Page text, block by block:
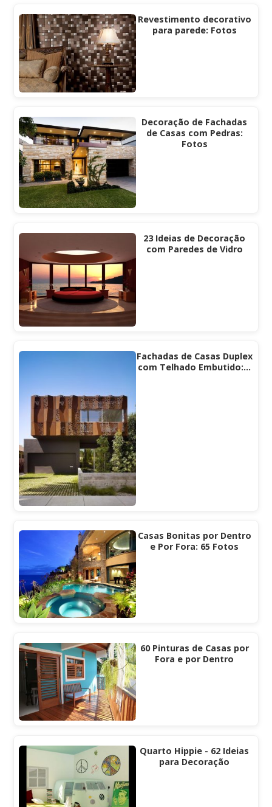
Revestimento decorativo
para parede: Fotos
Decoração de Fachadas
de Casas com Pedras:
Fotos
23 Ideias de Decoração
com Paredes de Vidro
Fachadas de Casas Duplex
com Telhado Embutido:…
Casas Bonitas por Dentro
e Por Fora: 65 Fotos
60 Pinturas de Casas por
Fora e por Dentro
Quarto Hippie - 62 Ideias
para Decoração